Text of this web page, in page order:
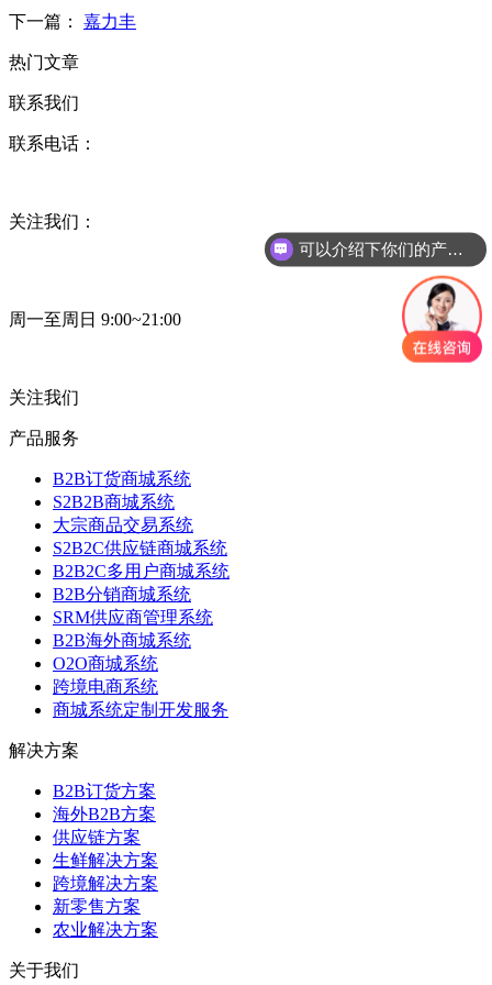
下一篇： 嘉力丰
热门文章
联系我们
联系电话：
关注我们：
周一至周日 9:00~21:00
关注我们
产品服务
B2B订货商城系统
S2B2B商城系统
大宗商品交易系统
S2B2C供应链商城系统
B2B2C多用户商城系统
B2B分销商城系统
SRM供应商管理系统
B2B海外商城系统
O2O商城系统
跨境电商系统
商城系统定制开发服务
解决方案
B2B订货方案
海外B2B方案
供应链方案
生鲜解决方案
跨境解决方案
新零售方案
农业解决方案
关于我们
可以介绍下你们的产品么？